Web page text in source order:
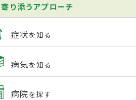
り添うアプローチ
症状を知る
病気を知る
病院を探す